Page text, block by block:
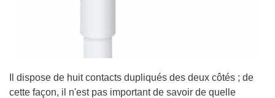
Il dispose de huit contacts dupliqués des deux côtés ; de
cette façon, il n'est pas important de savoir de quelle